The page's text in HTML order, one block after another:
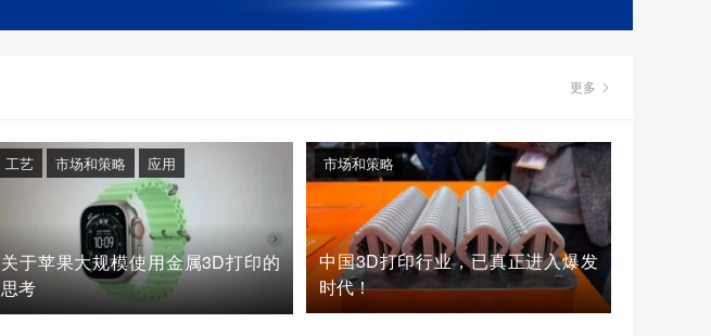
更多
关于苹果大规模使用金属3D打印的
思考
工艺 市场和策略 应用
中国3D打印行业，已真正进入爆发
时代！
市场和策略